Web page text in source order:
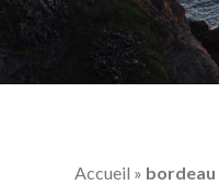
Accueil » bordeau